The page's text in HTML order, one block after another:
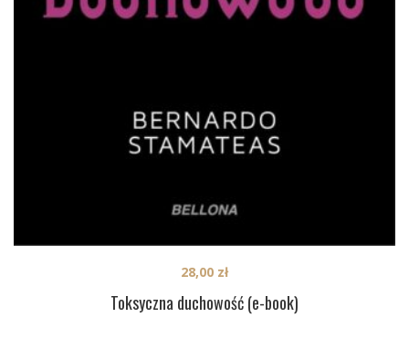
Toksyczna duchowość (e-book)
28,00 zł